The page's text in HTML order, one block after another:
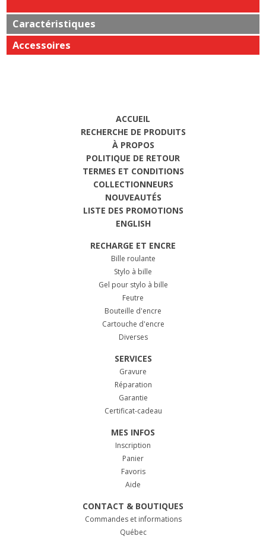
Caractéristiques
Accessoires
ACCUEIL
RECHERCHE DE PRODUITS
À PROPOS
POLITIQUE DE RETOUR
TERMES ET CONDITIONS
COLLECTIONNEURS
NOUVEAUTÉS
LISTE DES PROMOTIONS
ENGLISH
RECHARGE ET ENCRE
Bille roulante
Stylo à bille
Gel pour stylo à bille
Feutre
Bouteille d'encre
Cartouche d'encre
Diverses
SERVICES
Gravure
Réparation
Garantie
Certificat-cadeau
MES INFOS
Inscription
Panier
Favoris
Aide
CONTACT & BOUTIQUES
Commandes et informations
Québec